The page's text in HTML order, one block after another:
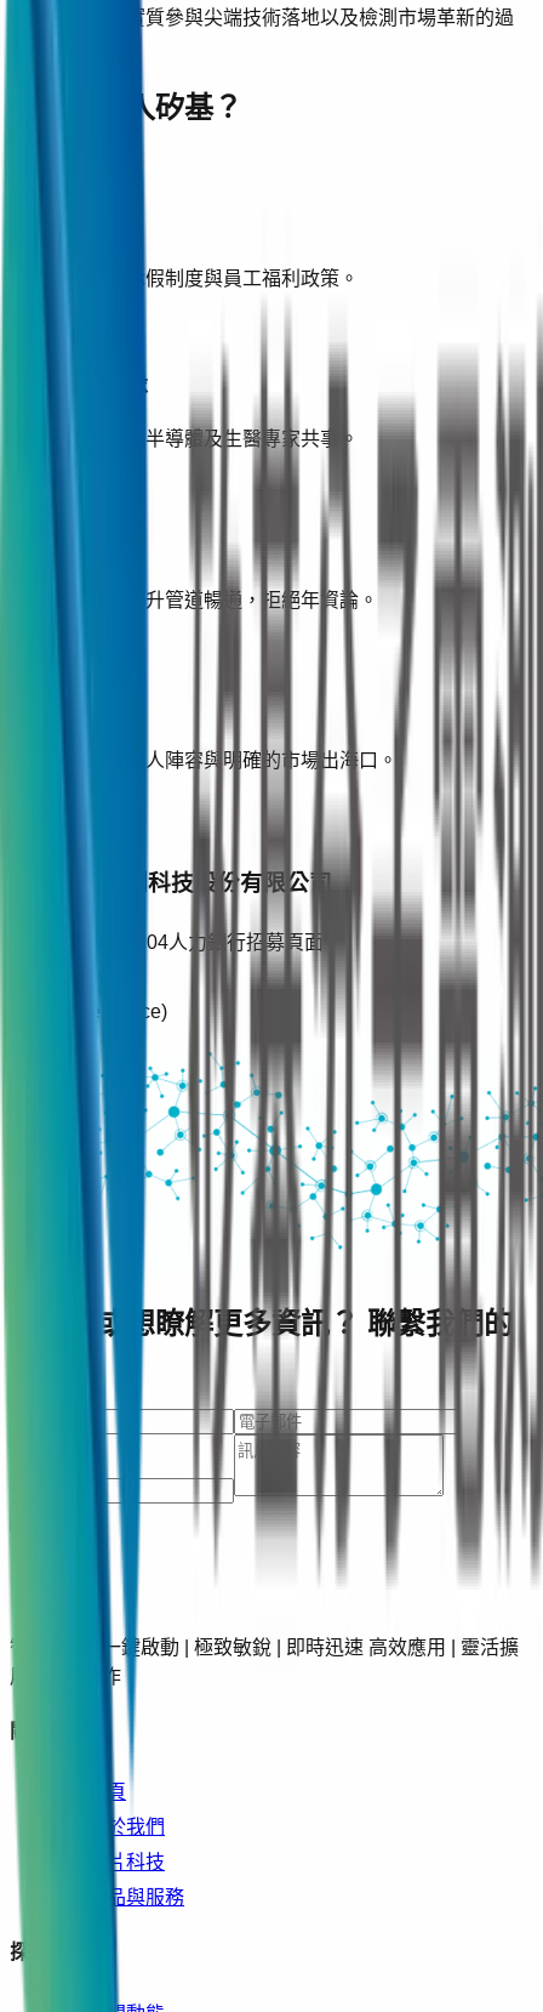
衡的節奏中，實質參與尖端技術落地以及檢測市場革新的過
為什麼加入矽基？
優於勞基法的休假制度與員工福利政策。
頂尖菁英團隊
與業界最優秀的半導體及生醫專家共事。
扁平化管理，晉升管道暢通，拒絕年資論。
擁有堅強的投資人陣容與明確的市場出海口。
矽基分子電測科技股份有限公司
詳細請前往104人力銀行招募頁面
On-site (Office)
有疑問或想瞭解更多資訊？ 聯繫我們的
智慧超能 | 一鍵啟動 | 極致敏銳 | 即時迅速 高效應用 | 靈活擴
展 | 至簡操作
關於矽基
首頁
關於我們
晶片科技
產品與服務
探索更多